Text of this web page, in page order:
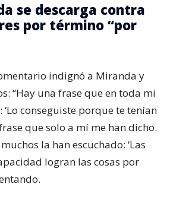
se descarga contra
por término “por
indignó a Miranda y
“Hay una frase que en toda mi
‘Lo conseguiste porque te tenían
frase que solo a mí me han dicho.
la han escuchado: ‘Las
logran las cosas por